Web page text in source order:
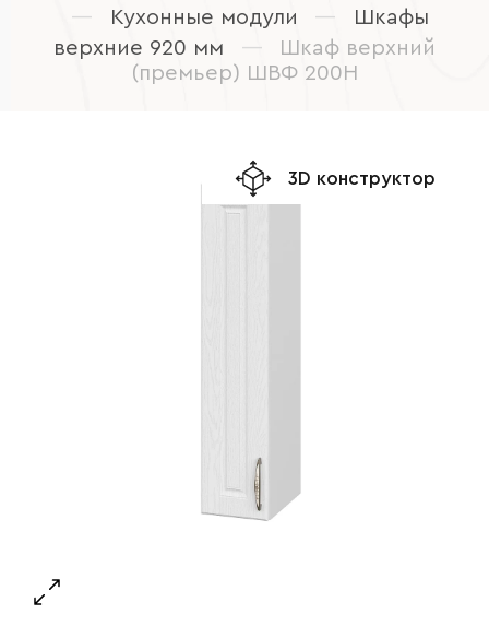
—
Кухонные модули —
Шкафы
верхние 920 мм
—
Шкаф верхний
(премьер) ШВФ 200Н
3D конструктор